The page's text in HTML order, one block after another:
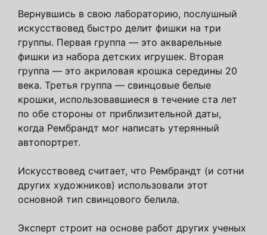
Вернувшись в свою лабораторию, послушный
искусствовед быстро делит фишки на три
группы. Первая группа — это акварельные
фишки из набора детских игрушек. Вторая
группа — это акриловая крошка середины 20
века. Третья группа — свинцовые белые
крошки, использовавшиеся в течение ста лет
по обе стороны от приблизительной даты,
когда Рембрандт мог написать утерянный
автопортрет.
Искусствовед считает, что Рембрандт (и сотни
других художников) использовали этот
основной тип свинцового белила.
Эксперт строит на основе работ других ученых